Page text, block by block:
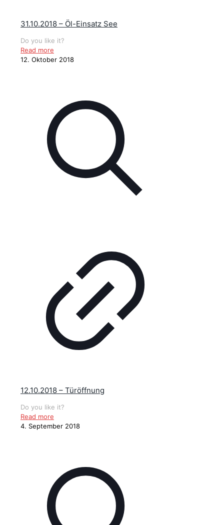
31.10.2018 – Öl-Einsatz See
Do you like it?
Read more
12. Oktober 2018
12.10.2018 – Türöffnung
Do you like it?
Read more
4. September 2018